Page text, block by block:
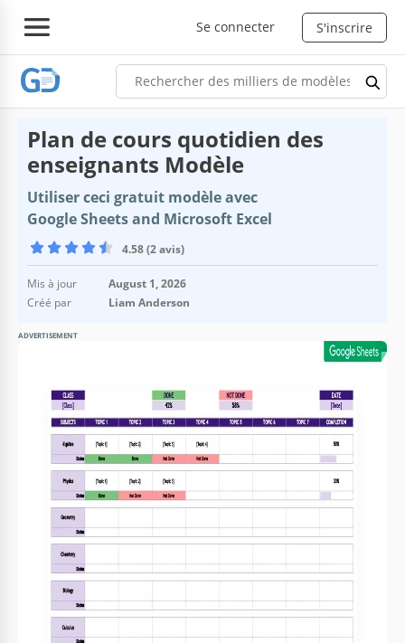
Se connecter S'inscrire
Plan de cours quotidien des
enseignants Modèle
Utiliser ceci gratuit modèle avec
Google Sheets and Microsoft Excel
4.58 (2 avis)
Mis à jour
August 1, 2026
Créé par
Liam Anderson
ADVERTISEMENT